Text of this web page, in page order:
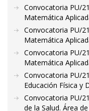
Convocatoria PU/
Matemática
Convocatoria PU/
Matemática
Convocatoria PU/
Matemática
Convocatoria PU/
Educación Física y
Convocatoria PU/
de la Salud. Área